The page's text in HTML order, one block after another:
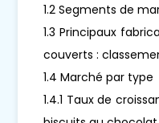
1.2 Segments de
1.3 Principaux
couverts :
1.4 Marché par type
1.4.1 Taux de